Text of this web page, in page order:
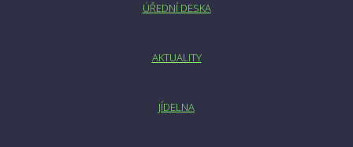
ÚŘEDNÍ DESKA
AKTUALITY
JÍDELNA